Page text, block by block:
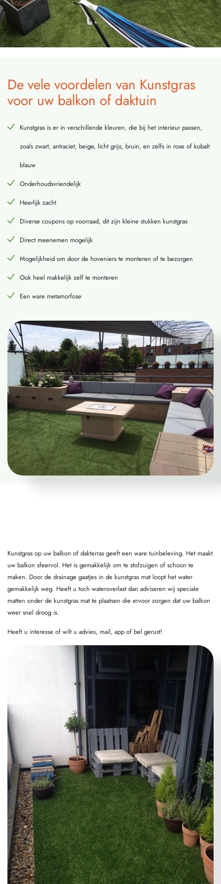
De vele voordelen van Kunstgras
voor uw balkon of daktuin
Kunstgras is er in verschillende kleuren, die bij het interieur passen,
zoals zwart, antraciet, beige, licht grijs, bruin, en zelfs in rose of kobalt
blauw
Onderhoudsvriendelijk
Heerlijk zacht
Diverse coupons op voorraad, dit zijn kleine stukken kunstgras
Direct meenemen mogelijk
Mogelijkheid om door de hoveniers te monteren of te bezorgen
Ook heel makkelijk zelf te monteren
Een ware metamorfose
Kunstgras op uw balkon of dakterras geeft een ware tuinbeleving. Het maakt
uw balkon sfeervol. Het is gemakkelijk om te stofzuigen of schoon te
maken. Door de drainage gaatjes in de kunstgras mat loopt het water
gemakkelijk weg. Heeft u toch wateroverlast dan adviseren wij speciale
matten onder de kunstgras mat te plaatsen die ervoor zorgen dat uw balkon
weer snel droog is.
Heeft u interesse of wilt u advies, mail, app of bel gerust!